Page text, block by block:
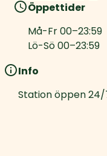
Öppettider
Må-Fr00–23:59
Lö-Sö00–23:59
Info
Station öppen 24/